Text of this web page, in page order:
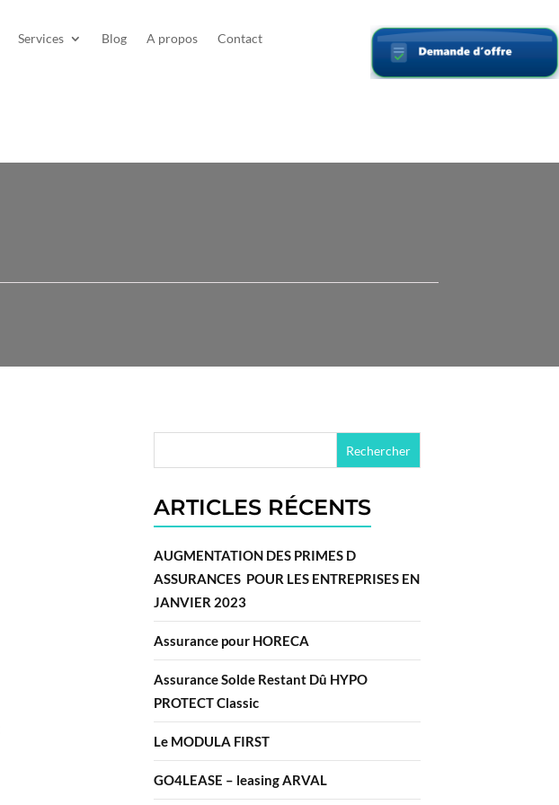
Services Blog A propos Contact
ARTICLES RÉCENTS
AUGMENTATION DES PRIMES D
ASSURANCES POUR LES ENTREPRISES EN
JANVIER 2023
Assurance pour HORECA
Assurance Solde Restant Dû HYPO
PROTECT Classic
Le MODULA FIRST
GO4LEASE – leasing ARVAL